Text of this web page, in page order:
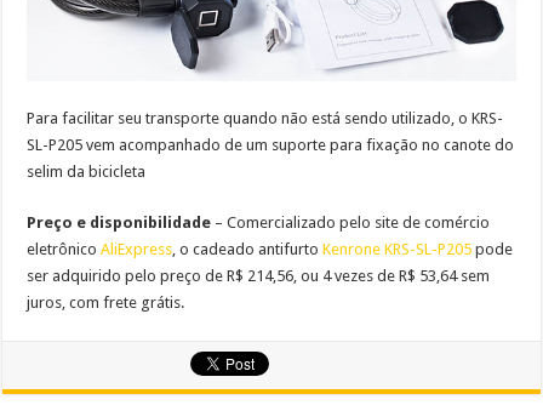
Para facilitar seu transporte quando não está sendo utilizado, o KRS-
SL-P205 vem acompanhado de um suporte para fixação no canote do
selim da bicicleta
Preço e disponibilidade – Comercializado pelo site de comércio
eletrônicoAliExpress, o cadeado antifurtoKenrone KRS-SL-P205 pode
ser adquirido pelo preço deR$ 214,56, ou 4 vezes de R$ 53,64 sem
juros, com frete grátis.